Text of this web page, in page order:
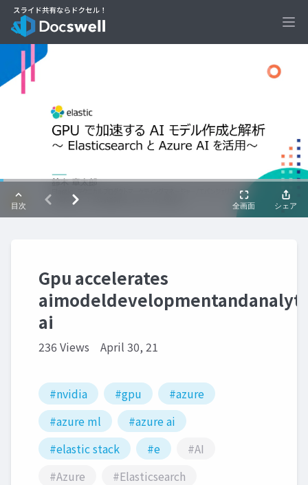
Gpu accelerates
ai
236 Views April 30, 21
#nvidia #gpu
#azure
#azure ml
#azure ai
#elastic stack
#e
#AI
#Azure
#Elasticsearch